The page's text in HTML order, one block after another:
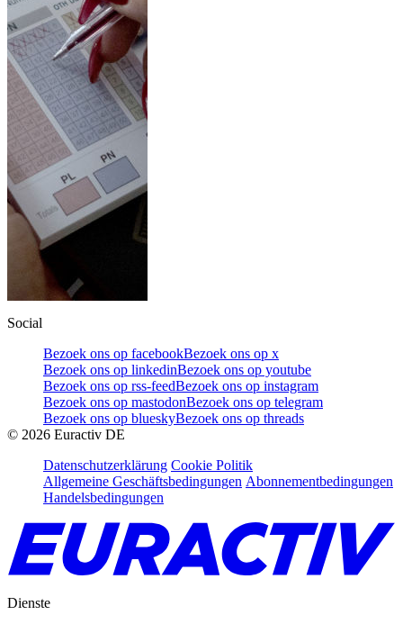
Social
Bezoek ons op facebookBezoek ons op x
Bezoek ons op linkedinBezoek ons op youtube
Bezoek ons op rss-feedBezoek ons op instagram
Bezoek ons op mastodonBezoek ons op telegram
Bezoek ons op blueskyBezoek ons op threads
© 2026 Euractiv DE
Datenschutzerklärung Cookie Politik
Allgemeine Geschäftsbedingungen Abonnementbedingungen
Handelsbedingungen
Dienste